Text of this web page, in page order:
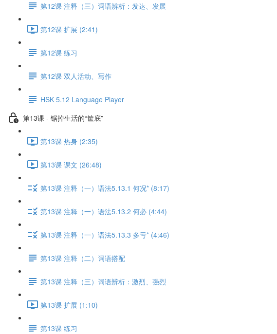
第12课 注释（三）词语辨析：发达、发展
第12课 扩展 (2:41)
第12课 练习
第12课 双人活动、写作
HSK 5.12 Language Player
第13课 - 锯掉生活的“筐底”
第13课 热身 (2:35)
第13课 课文 (26:48)
第13课 注释（一）语法5.13.1 何况* (8:17)
第13课 注释（一）语法5.13.2 何必 (4:44)
第13课 注释（一）语法5.13.3 多亏* (4:46)
第13课 注释（二）词语搭配
第13课 注释（三）词语辨析：激烈、强烈
第13课 扩展 (1:10)
第13课 练习